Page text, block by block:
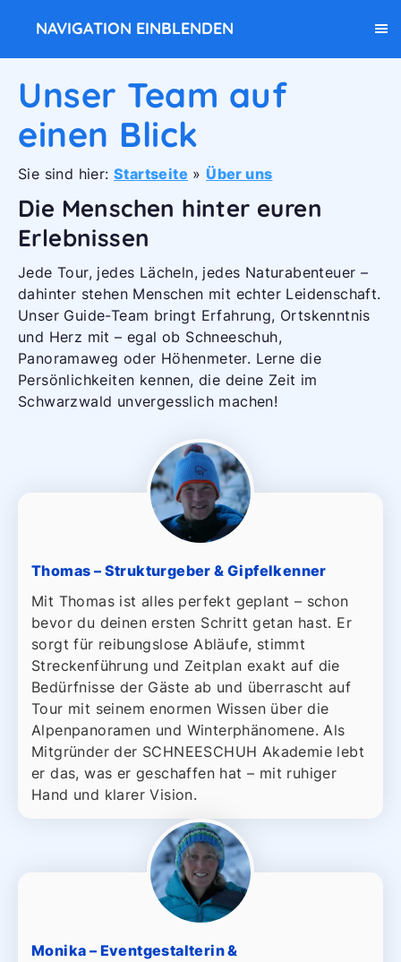
NAVIGATION EINBLENDEN
Unser Team auf
einen Blick
Sie sind hier: Startseite »Über uns
Die Menschen hinter euren
Erlebnissen
Jede Tour, jedes Lächeln, jedes Naturabenteuer –
dahinter stehen Menschen mit echter Leidenschaft.
Unser Guide-Team bringt Erfahrung, Ortskenntnis
und Herz mit – egal ob Schneeschuh,
Panoramaweg oder Höhenmeter. Lerne die
Persönlichkeiten kennen, die deine Zeit im
Schwarzwald unvergesslich machen!
Thomas – Strukturgeber & Gipfelkenner
Mit Thomas ist alles perfekt geplant – schon
bevor du deinen ersten Schritt getan hast. Er
sorgt für reibungslose Abläufe, stimmt
Streckenführung und Zeitplan exakt auf die
Bedürfnisse der Gäste ab und überrascht auf
Tour mit seinem enormen Wissen über die
Alpenpanoramen und Winterphänomene. Als
Mitgründer der SCHNEESCHUH Akademie lebt
er das, was er geschaffen hat – mit ruhiger
Hand und klarer Vision.
Monika – Eventgestalterin &